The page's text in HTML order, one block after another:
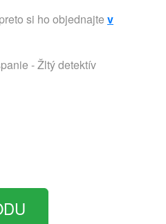
si ho objednajte v
- Žltý detektív